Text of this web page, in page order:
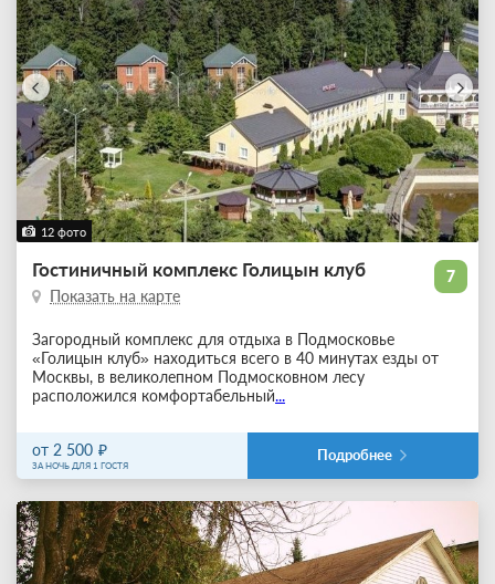
12 фото
7
Гостиничный комплекс Голицын клуб
Показать на карте
Загородный комплекс для отдыха в Подмосковье
«Голицын клуб» находиться всего в 40 минутах езды от
Москвы, в великолепном Подмосковном лесу
расположился комфортабельный...
от 2 500
ЗА НОЧЬ ДЛЯ 1 ГОСТЯ
Подробнее